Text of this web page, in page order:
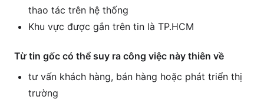
thao tác trên hệ thống
Khu vực được gắn trên tin là TP.HCM
Từ tin gốc có thể suy ra công việc này thiên về
tư vấn khách hàng, bán hàng hoặc phát triển thị
trường